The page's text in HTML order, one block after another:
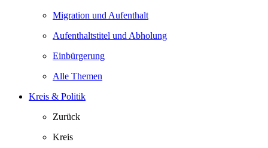
Migration und Aufenthalt
Aufenthaltstitel und Abholung
Einbürgerung
Alle Themen
Kreis & Politik
Zurück
Kreis